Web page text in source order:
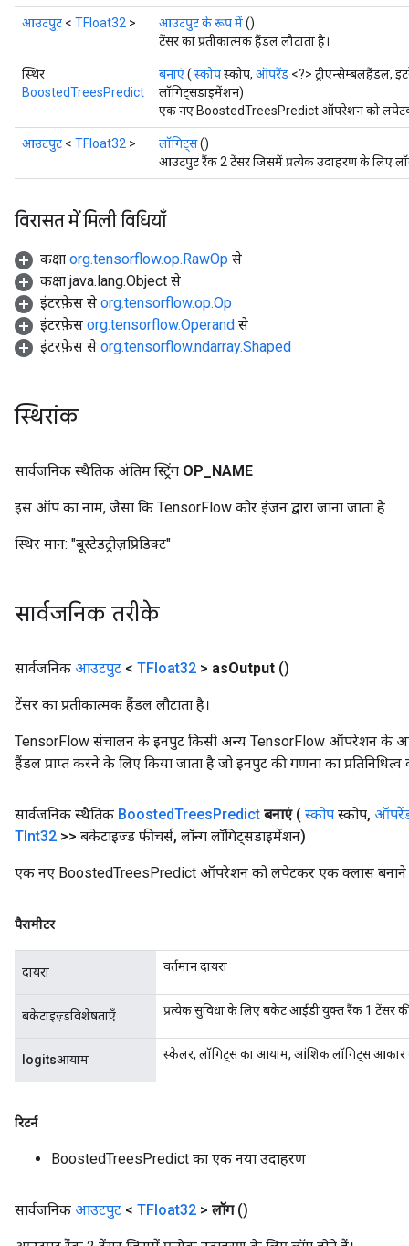
आउटपुट < TFloat32 > आउटपुट के रूप में()
टेंसर का प्रतीकात्मक हैंडल लौटाता है।
स्थिर
BoostedTreesPredict
बनाएं( स्कोपस्कोप, ऑपरेंड <?> ट्रीएन्सेम्बलहैंडल,
लॉगिट्सडाइमेंशन)
एक नए BoostedTreesPredict ऑपरेशन को
आउटपुट < TFloat32 > लॉगिट्स()
आउटपुट रैंक 2 टेंसर जिसमें प्रत्येक उदाहरण के लिए
विरासत में मिली विधियाँ
कक्षा org.tensorflow.op.RawOp से
कक्षा java.lang.Object से
इंटरफ़ेस से org.tensorflow.op.Op
इंटरफ़ेस org.tensorflow.Operand से
इंटरफ़ेस से org.tensorflow.ndarray.Shaped
स्थिरांक
सार्वजनिक स्थैतिक अंतिम स्ट्रिंग OP NAME
इस ऑप का नाम, जैसा कि TensorFlow कोर इंजन द्वारा जाना जाता है
स्थिर मान: "बूस्टेडट्रीज़प्रिडिक्ट"
सार्वजनिक तरीके
सार्वजनिक आउटपुट < TFloat32 > asOutput ()
टेंसर का प्रतीकात्मक हैंडल लौटाता है।
TensorFlow संचालन के इनपुट किसी अन्य TensorFlow ऑपरेशन के
हैंडल प्राप्त करने के लिए किया जाता है जो इनपुट की गणना का प्रतिनिधित्व
सार्वजनिक स्थैतिक BoostedTreesPredict बनाएं ( स्कोप स्कोप,
TInt32 >> बकेटाइज्ड फीचर्स, लॉन्ग लॉगिट्सडाइमेंशन)
एक नए BoostedTreesPredict ऑपरेशन को लपेटकर एक क्लास बनाने
पैरामीटर
दायरा वर्तमान दायरा
बकेटाइज़्डविशेषताएँ प्रत्येक सुविधा के लिए बकेट आईडी युक्त रैंक 1 टेंसर
logitsआयाम स्केलर, लॉगिट्स का आयाम, आंशिक लॉगिट्स आकार
रिटर्न
BoostedTreesPredict का एक नया उदाहरण
सार्वजनिक आउटपुट < TFloat32 > लॉग ()